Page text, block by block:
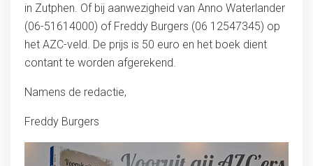
in Zutphen. Of bij aanwezigheid van Anno Waterlander
(06-51614000) of Freddy Burgers (06 12547345) op
het AZC-veld. De prijs is 50 euro en het boek dient
contant te worden afgerekend.
Namens de redactie,
Freddy Burgers